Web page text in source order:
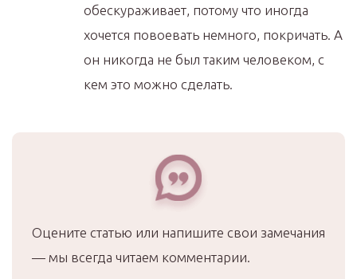
обескураживает, потому что иногда
хочется повоевать немного, покричать. А
он никогда не был таким человеком, с
кем это можно сделать.
Оцените статью или напишите свои замечания
— мы всегда читаем комментарии.